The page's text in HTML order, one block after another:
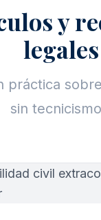
y
legales
práctica
sin